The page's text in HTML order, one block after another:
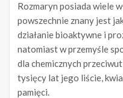
Rozmaryn posiada wiele
powszechnie znany jest
działanie bioaktywne i
natomiast w przemyśle
dla chemicznych
tysięcy lat jego liście,
pamięci.